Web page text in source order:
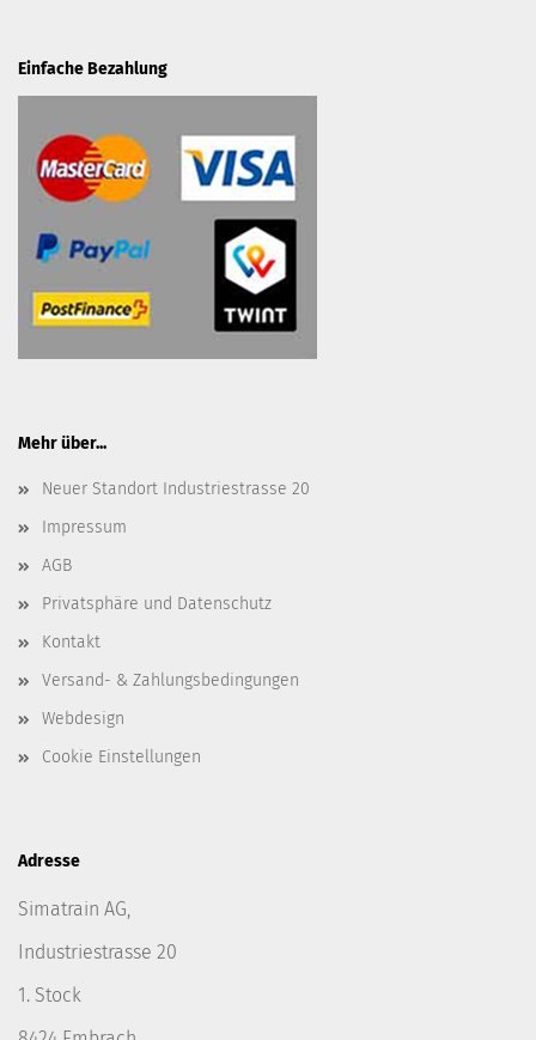
Einfache Bezahlung
Mehr über...
Neuer Standort Industriestrasse 20
Impressum
AGB
Privatsphäre und Datenschutz
Kontakt
Versand- & Zahlungsbedingungen
Webdesign
Cookie Einstellungen
Adresse
Simatrain AG,
Industriestrasse 20
1. Stock